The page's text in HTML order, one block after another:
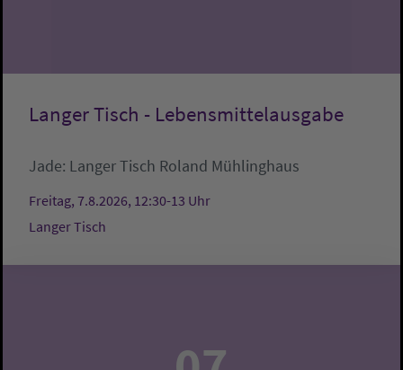
Langer Tisch - Lebensmittelausgabe
Jade: Langer Tisch Roland Mühlinghaus
Freitag, 7.8.2026, 12:30-13 Uhr
Langer Tisch